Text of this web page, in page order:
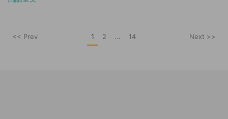
<< Prev 1 2 ... 14 Next >>